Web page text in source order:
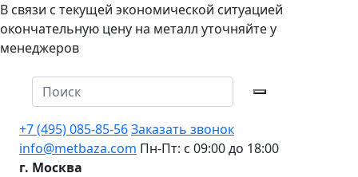
В связи с текущей экономической ситуацией
окончательную цену на металл уточняйте у
менеджеров
+7 (495) 085-85-56Заказать звонок
info@metbaza.com Пн-Пт: с 09:00 до 18:00
г. Москва